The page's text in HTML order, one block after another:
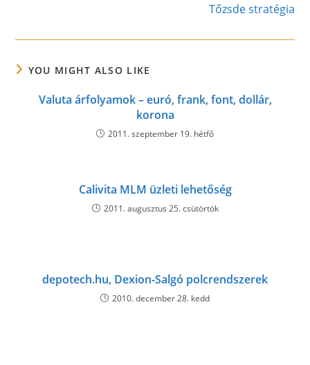
Tőzsde stratégia
YOU MIGHT ALSO LIKE
Valuta árfolyamok – euró, frank, font, dollár,
korona
2011. szeptember 19. hétfő
Calivita MLM üzleti lehetőség
2011. augusztus 25. csütörtök
depotech.hu, Dexion-Salgó polcrendszerek
2010. december 28. kedd